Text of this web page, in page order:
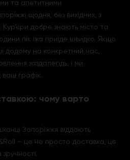
та апетитними.
щодня, без вихідних, з
добре знають місто та
пік їжа приїде швидко. Якщо
додому на конкретний час,
заздалегідь, і ми
ваш графік.
чому варто
Запоріжжя віддають
– це не просто доставка, це
зручності.